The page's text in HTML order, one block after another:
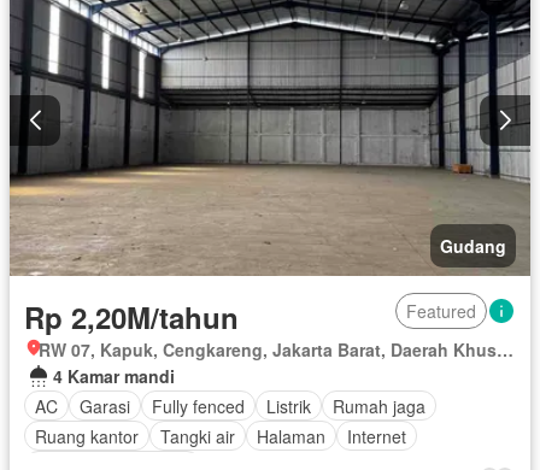
Gudang
Rp 2,20M/tahun
Featured
RW 07, Kapuk, Cengkareng, Jakarta Barat, Daerah Khusus Ibukota Jakarta
4 Kamar mandi
AC
Garasi Fully fenced Listrik
Rumah jaga
Ruang kantor
Tangki air Halaman
Internet